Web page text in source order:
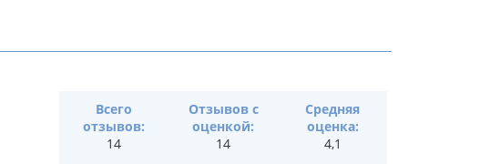
Всего
отзывов:
14
Отзывов с
оценкой:
14
Средняя
оценка:
4,1